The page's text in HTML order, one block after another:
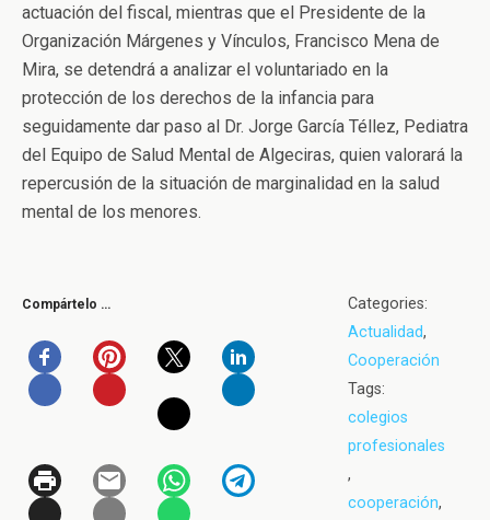
actuación del fiscal, mientras que el Presidente de la
Organización Márgenes y Vínculos, Francisco Mena de
Mira, se detendrá a analizar el voluntariado en la
protección de los derechos de la infancia para
seguidamente dar paso al Dr. Jorge García Téllez, Pediatra
del Equipo de Salud Mental de Algeciras, quien valorará la
repercusión de la situación de marginalidad en la salud
mental de los menores.
Compártelo …
Categories:
Actualidad,
Cooperación
Tags:
colegios
profesionales
,
cooperación,